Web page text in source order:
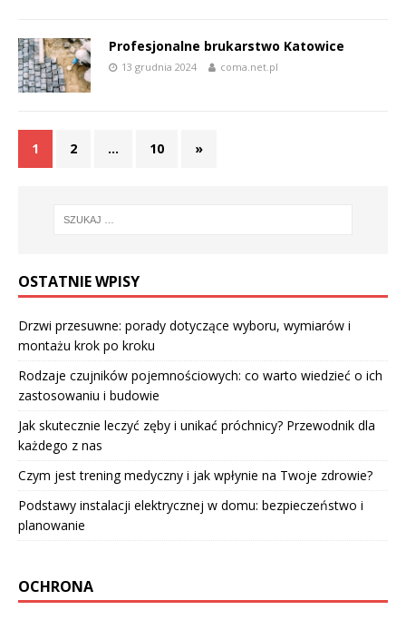
Profesjonalne brukarstwo Katowice
13 grudnia 2024 coma.net.pl
1 2 … 10 »
OSTATNIE WPISY
Drzwi przesuwne: porady dotyczące wyboru, wymiarów i
montażu krok po kroku
Rodzaje czujników pojemnościowych: co warto wiedzieć o ich
zastosowaniu i budowie
Jak skutecznie leczyć zęby i unikać próchnicy? Przewodnik dla
każdego z nas
Czym jest trening medyczny i jak wpłynie na Twoje zdrowie?
Podstawy instalacji elektrycznej w domu: bezpieczeństwo i
planowanie
OCHRONA